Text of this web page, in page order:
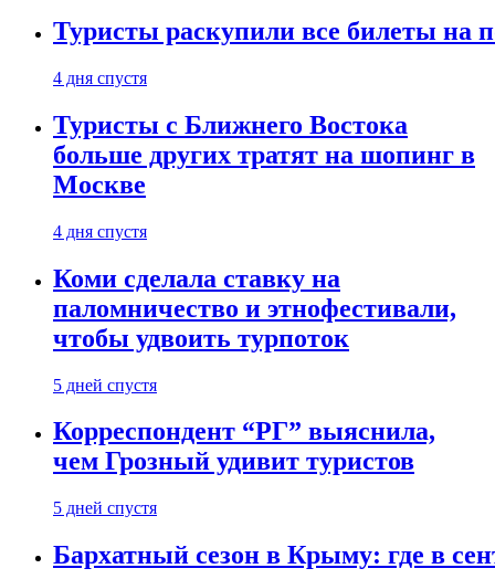
Туристы раскупили все билеты на
4 дня спустя
Туристы с Ближнего Востока
больше других тратят на шопинг в
Москве
4 дня спустя
Коми сделала ставку на
паломничество и этнофестивали,
чтобы удвоить турпоток
5 дней спустя
Корреспондент “РГ” выяснила,
чем Грозный удивит туристов
5 дней спустя
Бархатный сезон в Крыму: где в